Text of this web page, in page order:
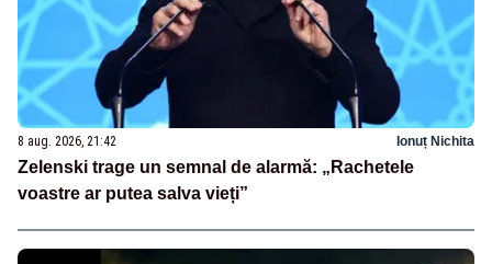
8 aug. 2026, 21:42 Ionuț Nichita
Zelenski trage un semnal de alarmă: „Rachetele
voastre ar putea salva vieți”